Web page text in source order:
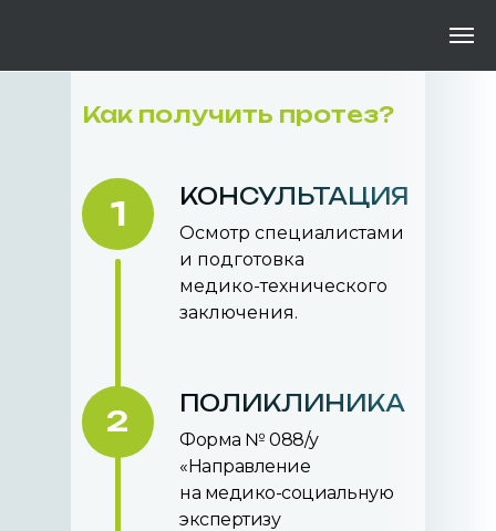
Как получить протез?
Форма № 088/у
«Направление
на медико-социальную
экспертизу
ПОЛИКЛИНИКА
2
Осмотр специалистами
и подготовка
медико-технического
заключения.
КОНСУЛЬТАЦИЯ
1